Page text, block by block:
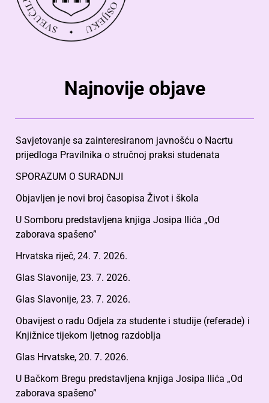
Najnovije objave
Savjetovanje sa zainteresiranom javnošću o Nacrtu
prijedloga Pravilnika o stručnoj praksi studenata
SPORAZUM O SURADNJI
Objavljen je novi broj časopisa Život i škola
U Somboru predstavljena knjiga Josipa Ilića „Od
zaborava spašeno”
Hrvatska riječ, 24. 7. 2026.
Glas Slavonije, 23. 7. 2026.
Glas Slavonije, 23. 7. 2026.
Obavijest o radu Odjela za studente i studije (referade) i
Knjižnice tijekom ljetnog razdoblja
Glas Hrvatske, 20. 7. 2026.
U Bačkom Bregu predstavljena knjiga Josipa Ilića „Od
zaborava spašeno”